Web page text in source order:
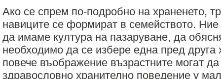
Ако се спрем по-подробно на храненето,
навиците се формират в семейството. Ние
да имаме култура на пазаруване, да
необходимо да се избере една пред
повече въображение възрастните могат да
здравословно хранително поведение у